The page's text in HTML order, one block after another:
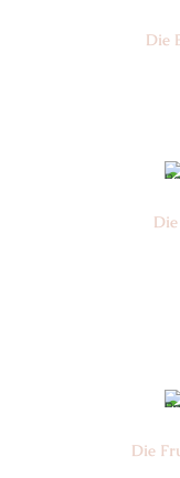
Die
Die